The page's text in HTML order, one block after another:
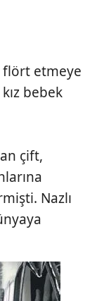
flört etmeye
bebek
çift,
Nazlı